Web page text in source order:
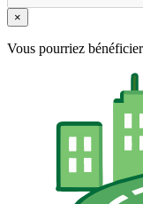
×
Vous pourriez